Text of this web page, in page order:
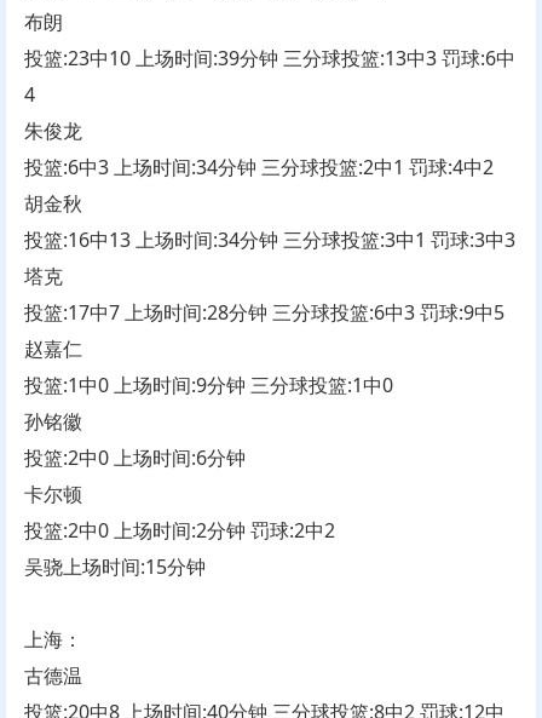
布朗
投篮:23中10 上场时间:39分钟 三分球投篮:13中3 罚球:6中
4
朱俊龙
投篮:6中3 上场时间:34分钟 三分球投篮:2中1 罚球:4中2
胡金秋
投篮:16中13 上场时间:34分钟 三分球投篮:3中1 罚球:3中3
塔克
投篮:17中7 上场时间:28分钟 三分球投篮:6中3 罚球:9中5
赵嘉仁
投篮:1中0 上场时间:9分钟 三分球投篮:1中0
孙铭徽
投篮:2中0 上场时间:6分钟
卡尔顿
投篮:2中0 上场时间:2分钟 罚球:2中2
吴骁上场时间:15分钟
上海：
古德温
投篮:20中8 上场时间:40分钟 三分球投篮:8中2 罚球:12中